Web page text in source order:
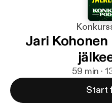
Jari
59 min ·
Start